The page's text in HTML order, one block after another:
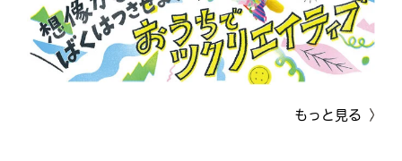
もっと見る